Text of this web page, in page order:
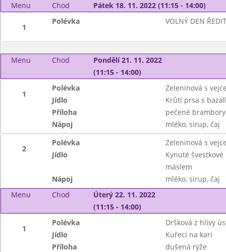
Menu Chod Pátek 18. 11. 2022 (11:15 - 14:00)
1
Polévka VOLNÝ DEN
Menu Chod
Pondělí 21. 11. 2022
(11:15 - 14:00)
1
Polévka
Zeleninová s
Jídlo
Krůtí prsa s
Příloha
pečené
Nápoj
mléko, sirup, čaj
2
Polévka
Zeleninová s
Jídlo
Kynuté
máslem
Nápoj
mléko, sirup, čaj
Menu
Chod
Úterý 22. 11. 2022
(11:15 - 14:00)
1
Polévka
Dršková z hlívy
Jídlo
Kuřecí na kari
Příloha
dušená rýže